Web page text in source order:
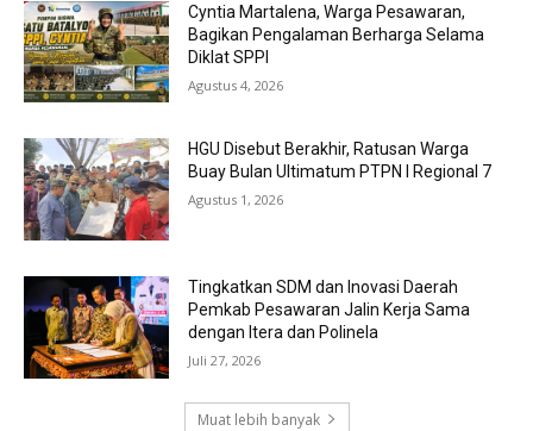
Cyntia Martalena, Warga Pesawaran,
Bagikan Pengalaman Berharga Selama
Diklat SPPI
Agustus 4, 2026
HGU Disebut Berakhir, Ratusan Warga
Buay Bulan Ultimatum PTPN I Regional 7
Agustus 1, 2026
Tingkatkan SDM dan Inovasi Daerah
Pemkab Pesawaran Jalin Kerja Sama
dengan Itera dan Polinela
Juli 27, 2026
Muat lebih banyak